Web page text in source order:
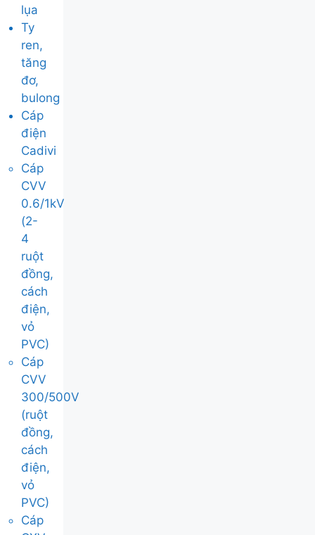
lụa
Ty
ren,
tăng
đơ,
bulong
Cáp
điện
Cadivi
Cáp
CVV
0.6/1kV
(2-
4
ruột
đồng,
cách
điện,
vỏ
PVC)
Cáp
CVV
300/500V
(ruột
đồng,
cách
điện,
vỏ
PVC)
Cáp